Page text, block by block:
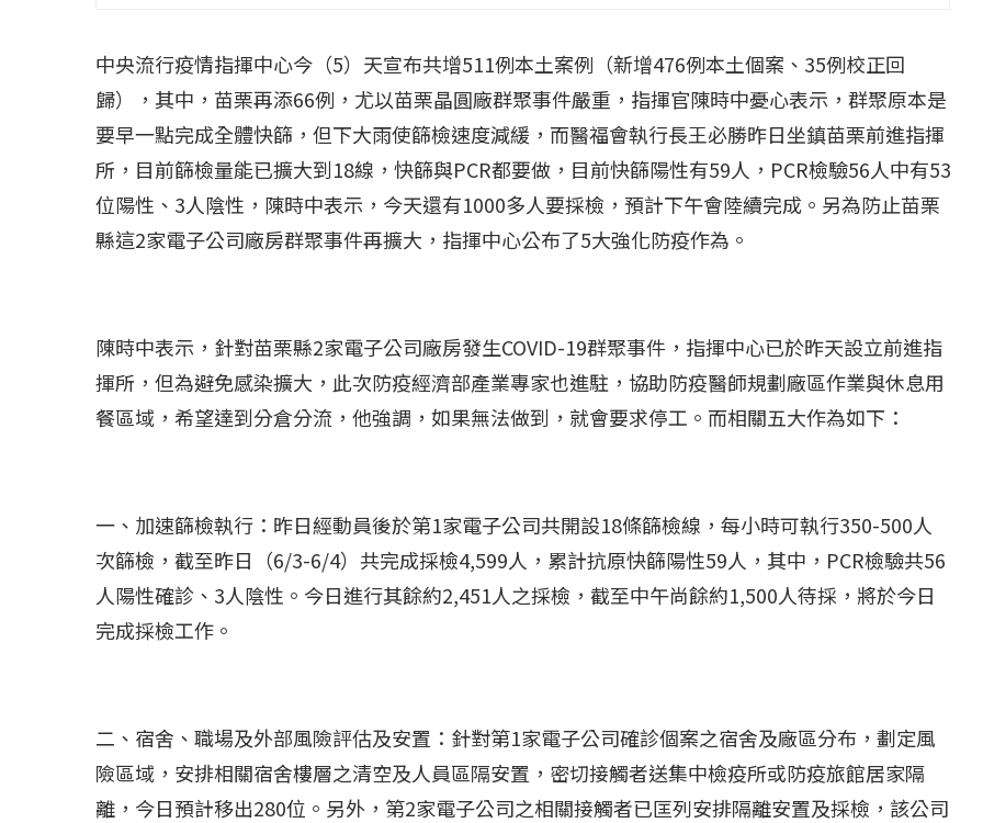
中央流行疫情指揮中心今（5）天宣布共增511例本土案例（新增476例本土個案、 35例校正回
歸），其中，苗栗再添66例，尤以苗栗晶圓廠群聚事件嚴重，指揮官陳時中憂心表示，群聚原本是
要早一點完成全體快篩，但下大雨使篩檢速度減緩，而醫福會執行長王必勝昨日坐鎮苗栗前進指揮
所，目前篩檢量能已擴大到18線，快篩與PCR都要做，目前快篩陽性有59人， PCR檢驗56人中有53
位陽性、 3人陰性，陳時中表示，今天還有1000多人要採檢，預計下午會陸續完成。另為防止苗栗
縣這2家電子公司廠房群聚事件再擴大，指揮中心公布了5大強化防疫作為。
陳時中表示，針對苗栗縣2家電子公司廠房發生COVID-19群聚事件，指揮中心已於昨天設立前進指
揮所，但為避免感染擴大，此次防疫經濟部產業專家也進駐，協助防疫醫師規劃廠區作業與休息用
餐區域，希望達到分倉分流，他強調，如果無法做到，就會要求停工。而相關五大作為如下：
一、加速篩檢執行：昨日經動員後於第1家電子公司共開設18條篩檢線，每小時可執行350-500人
次篩檢，截至昨日（6/3-6/4）共完成採檢4,599人，累計抗原快篩陽性59人，其中， PCR檢驗共56
人陽性確診、 3人陰性。今日進行其餘約2,451人之採檢，截至中午尚餘約1,500人待採，將於今日
完成採檢工作。
二、宿舍、職場及外部風險評估及安置：針對第1家電子公司確診個案之宿舍及廠區分布，劃定風
險區域，安排相關宿舍樓層之清空及人員區隔安置，密切接觸者送集中檢疫所或防疫旅館居家隔
離，今日預計移出280位。另外，第2家電子公司之相關接觸者已匡列安排隔離安置及採檢，該公司
島雷克雅內斯火...
2023 年 12 月 月 20 日
哈馬斯引爆遠超4...
2023 年 11 月 月 25 日
【國際】路透：德...
2022 年 1 月 月 22 日